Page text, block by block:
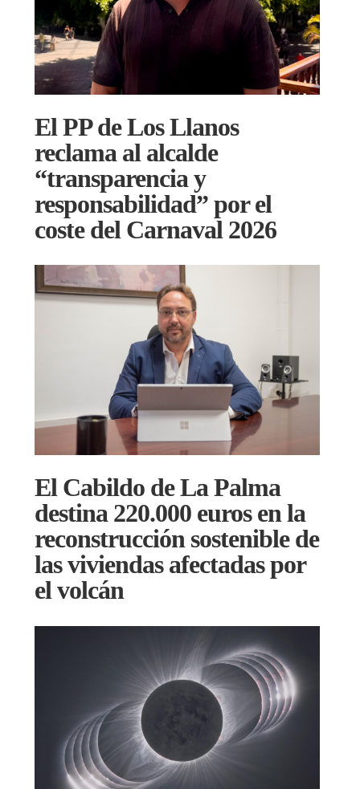
El PP de Los Llanos
reclama al alcalde
“transparencia y
responsabilidad” por el
coste del Carnaval 2026
El Cabildo de La Palma
destina 220.000 euros en la
reconstrucción sostenible de
las viviendas afectadas por
el volcán